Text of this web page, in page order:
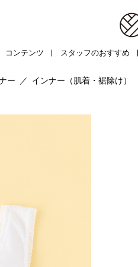
コンテンツ スタッフのおすすめ
ー ／ インナー（肌着・裾除け）